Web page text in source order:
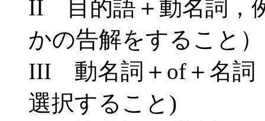
II 目的語＋動名詞，例
かの告解をすること）
III 動名詞＋of＋名詞
選択すること)